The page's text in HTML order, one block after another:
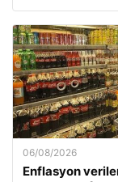
06/08/2026
Enflasyon